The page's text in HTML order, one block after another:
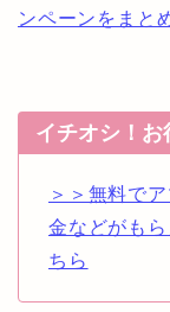
ンペーンをまと
イチオシ！お
＞＞無料で
金などがも
ちら